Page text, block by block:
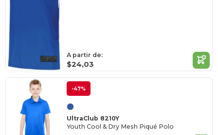
A partir de:
$24,03
-47%
UltraClub 8210Y
Youth Cool & Dry Mesh Piqué Polo